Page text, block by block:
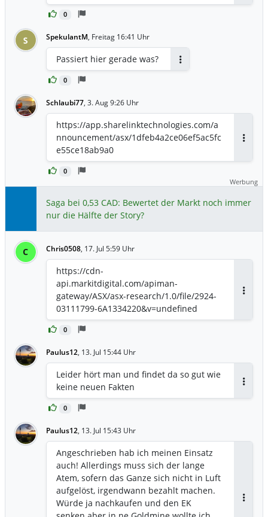
0
S SpekulantM, Freitag 16:41 Uhr
0
Passiert hier gerade was?
Schlaubi77, 3. Aug 9:26 Uhr
0
https://app.sharelinktechnologies.com/a
nnouncement/asx/1dfeb4a2ce06ef5ac5fc
e55ce18ab9a0
Werbung
Saga bei 0,53 CAD: Bewertet der Markt noch immer
nur die Hälfte der Story?
C Chris0508, 17. Jul 5:59 Uhr
0
https://cdn-
api.markitdigital.com/apiman-
gateway/ASX/asx-research/1.0/file/2924-
03111799-6A1334220&v=undefined
Paulus12, 13. Jul 15:44 Uhr
0
Leider hört man und findet da so gut wie
keine neuen Fakten
Paulus12, 13. Jul 15:43 Uhr
Angeschrieben hab ich meinen Einsatz
auch! Allerdings muss sich der lange
Atem, sofern das Ganze sich nicht in Luft
aufgelöst, irgendwann bezahlt machen.
Würde ja nachkaufen und den EK